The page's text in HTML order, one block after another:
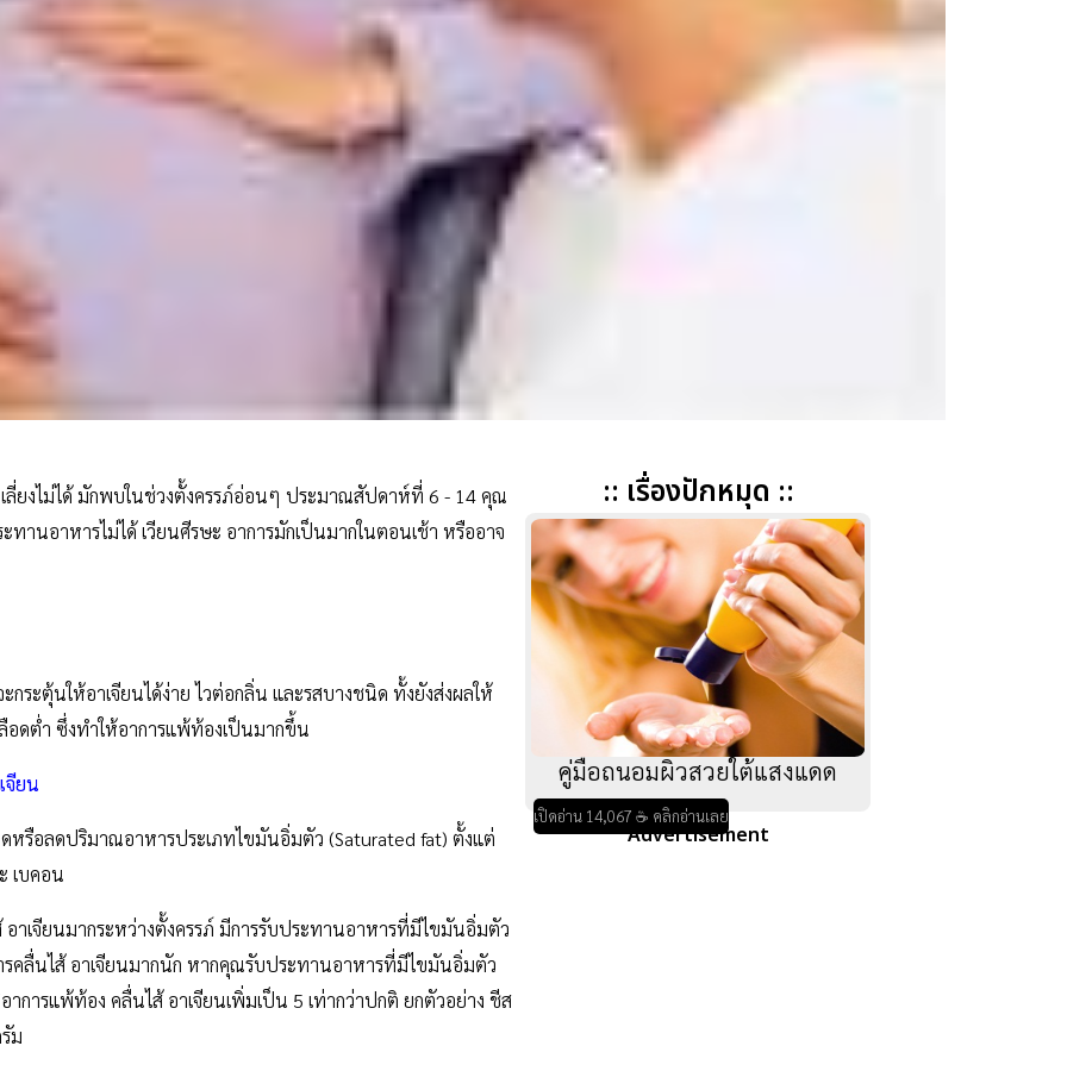
ยงไม่ได้ มักพบในช่วงตั้งครรภ์อ่อนๆ ประมาณสัปดาห์ที่ 6 - 14 คุณ
านอาหารไม่ได้ เวียนศีรษะ อาการมักเป็นมากในตอนเช้า หรืออาจ
ะตุ้นให้อาเจียนได้ง่าย ไวต่อกลิ่น และรสบางชนิด ทั้งยังส่งผลให้
อดต่ำ ซึ่งทำให้อาการแพ้ท้องเป็นมากขึ้น
จียน
อลดปริมาณอาหารประเภทไขมันอิ่มตัว (Saturated fat) ตั้งแต่
เบคอน
ยนมากระหว่างตั้งครรภ์ มีการรับประทานอาหารที่มีไขมันอิ่มตัว
คลื่นไส้ อาเจียนมากนัก หากคุณรับประทานอาหารที่มีไขมันอิ่มตัว
การแพ้ท้อง คลื่นไส้ อาเจียนเพิ่มเป็น 5 เท่ากว่าปกติ ยกตัวอย่าง ชีส
ม
:: เรื่องปักหมุด ::
คู่มือถนอมผิวสวยใต้แสงแดด
เปิดอ่าน 14,067 ☕ คลิกอ่านเลย
Advertisement